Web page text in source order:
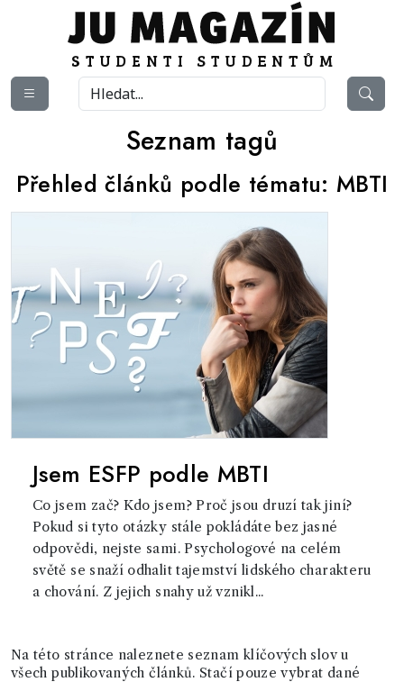
Seznam tagů
Přehled článků podle tématu: MBTI
Jsem ESFP podle MBTI
Co jsem zač? Kdo jsem? Proč jsou druzí tak jiní?
Pokud si tyto otázky stále pokládáte bez jasné
odpovědi, nejste sami. Psychologové na celém
světě se snaží odhalit tajemství lidského charakteru
a chování. Z jejich snahy už vznikl...
Na této stránce naleznete seznam klíčových slov u
všech publikovaných článků. Stačí pouze vybrat dané